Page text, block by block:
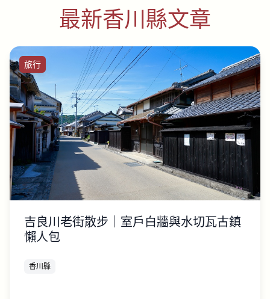
最新香川縣文章
旅行
吉良川老街散步｜室戶白牆與水切瓦古鎮
懶人包
香川縣